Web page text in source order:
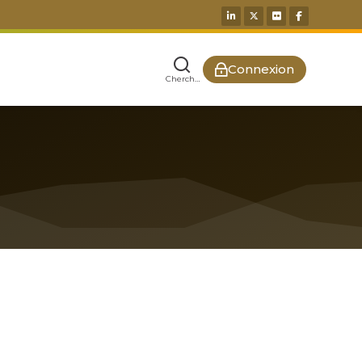
Chercher
Connexion